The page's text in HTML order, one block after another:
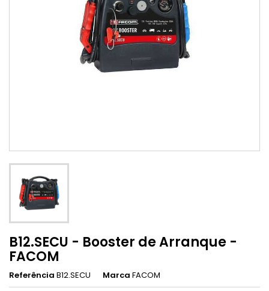
B12.SECU - Booster de Arranque -
FACOM
Referência B12.SECU Marca FACOM